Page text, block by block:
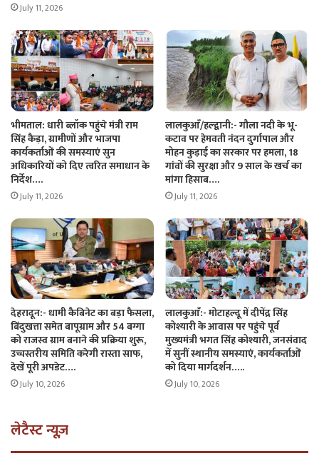
July 11, 2026
भीमताल: धारी ब्लॉक पहुंचे मंत्री राम
सिंह कैड़ा, ग्रामीणों और भाजपा
कार्यकर्ताओं की समस्याएं सुन
अधिकारियों को दिए त्वरित समाधान के
निर्देश….
July 11, 2026
लालकुआँ/हल्द्वानी:- गौला नदी के भू-
कटाव पर हेमवती नंदन दुर्गापाल और
मोहन कुड़ाई का सरकार पर हमला, 18
गांवों की सुरक्षा और 9 साल के खर्च का
मांगा हिसाब….
July 11, 2026
देहरादून:- धामी कैबिनेट का बड़ा फैसला,
बिंदुखत्ता समेत बापूग्राम और 54 बग्गा
को राजस्व ग्राम बनाने की प्रक्रिया शुरू,
उच्चस्तरीय समिति करेगी रास्ता साफ,
देखें पूरी अपडेट….
July 10, 2026
लालकुआँ:- मोटाहल्दू में दीपेंद्र सिंह
कोश्यारी के आवास पर पहुंचे पूर्व
मुख्यमंत्री भगत सिंह कोश्यारी, जनसंवाद
में सुनीं स्थानीय समस्याएं, कार्यकर्ताओं
को दिया मार्गदर्शन…..
July 10, 2026
लेटैस्ट न्यूज़